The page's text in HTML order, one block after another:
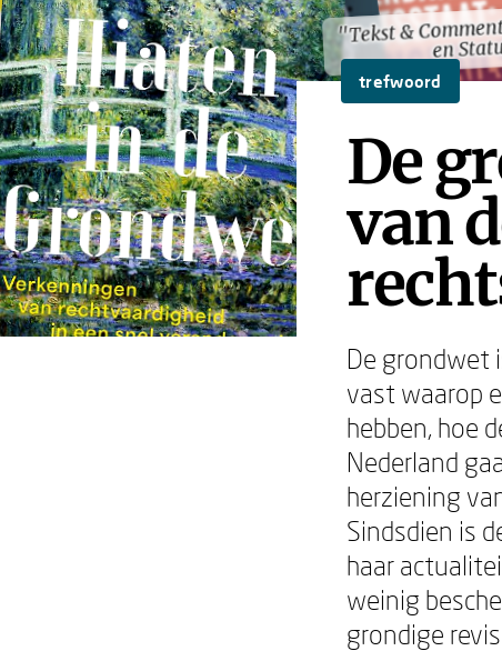
"Tekst &
en
"Tekst &
en
trefwoord
De
van
De grondwet
vast waarop
hebben, hoe
Nederland
herziening
Sindsdien is
haar
weinig
grondige